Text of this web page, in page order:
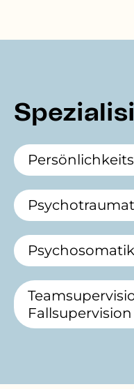
Psychosomatik
Fallsupervision